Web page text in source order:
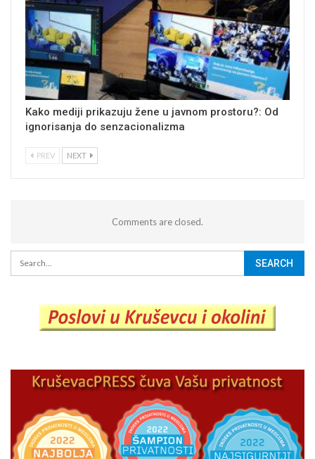
Kako mediji prikazuju žene u javnom prostoru?: Od
ignorisanja do senzacionalizma
PREV NEXT
Comments are closed.